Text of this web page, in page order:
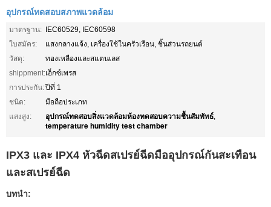
อุปกรณ์ทดสอบสภาพแวดล้อม
มาตรฐาน: IEC60529, IEC60598
ใบสมัคร:
แสงกลางแจ้ง, เครื่องใช้ในครัวเรือน, ชิ้นส่วนรถยนต์
วัสดุ:
ทองเหลืองและสแตนเลส
shippment:เอ็กซ์เพรส
การประกัน:ปีที่ 1
ชนิด:
มือถือประเภท
แสงสูง:
อุปกรณ์ทดสอบสิ่งแวดล้อมห้องทดสอบความชื้นสัมพัทธ์,
temperature humidity test chamber
IPX3 และ IPX4 หัวฉีดสเปรย์ฉีดมืออุปกรณ์กันสะเทือน
และสเปรย์ฉีด
บทนำ: